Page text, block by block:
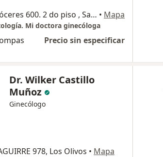
Avenida los próceres 600. 2 do piso , San Martín de Porres • Mapa
Mi doctora ginecóloga
Precio sin especificar
Dr. Wilker Castillo
Muñoz
Ginecólogo
978, Los Olivos • Mapa